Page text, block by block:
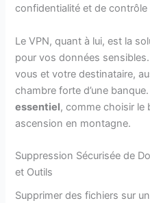
confidentialité et de
Le VPN, quant à lui, est la
pour vos données
vous et votre destinataire,
chambre forte d’une
essentiel, comme choisir le
ascension en montagne.
Suppression Sécurisée de
et Outils
Supprimer des fichiers sur